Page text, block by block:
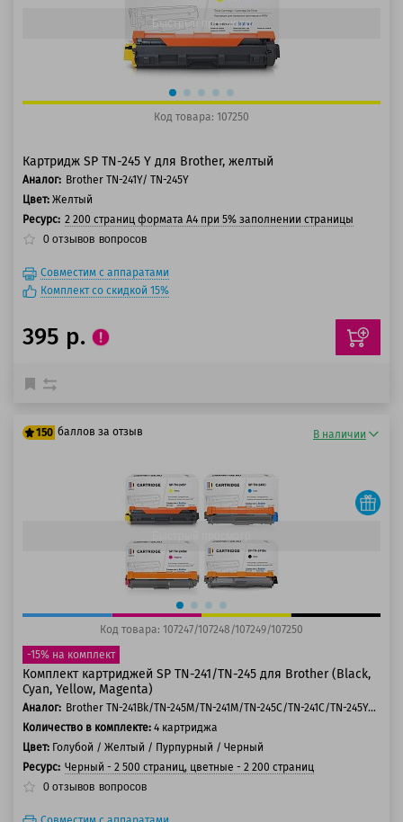
Быстрый просмотр
Код товара: 107250
Картридж SP TN-245 Y для Brother, желтый
Аналог: Brother TN-241Y/ TN-245Y
Цвет: Желтый
Ресурс: 2 200 страниц формата А4 при 5% заполнении страницы
0 отзывов вопросов
Совместим с аппаратами
Комплект со скидкой 15%
395 р.
150 баллов за отзыв В наличии
Код товара: 107247/107248/107249/107250
-15% на комплект
Комплект картриджей SP TN-241/TN-245 для Brother (Black,
Cyan, Yellow, Magenta)
Аналог:
Brother TN-241Bk/TN-245M/TN-241M/TN-245C/TN-241C/TN-245Y/TN-241Y
Количество в комплекте: 4 картриджа
Цвет: Голубой / Желтый / Пурпурный / Черный
Ресурс: Черный - 2 500 страниц, цветные - 2 200 страниц
0 отзывов вопросов